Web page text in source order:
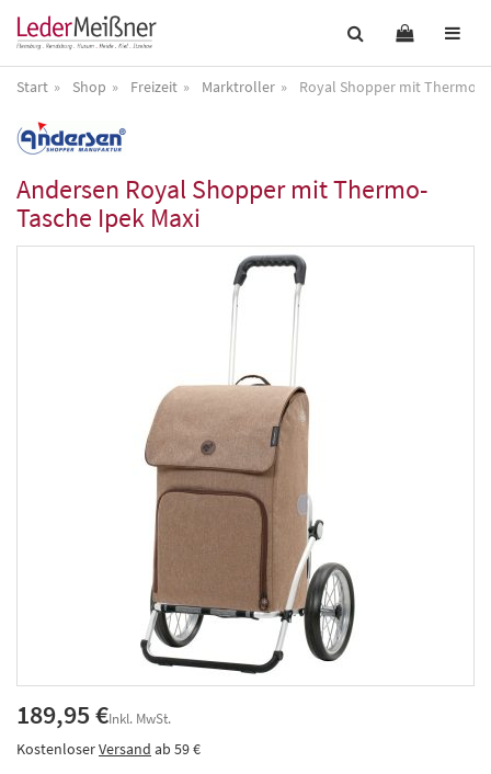
Start Shop Freizeit Marktroller Royal Shopper mit Thermo-
Andersen Royal Shopper mit Thermo-
Tasche Ipek Maxi
189,95 €Inkl. MwSt.
KostenloserVersand ab 59 €